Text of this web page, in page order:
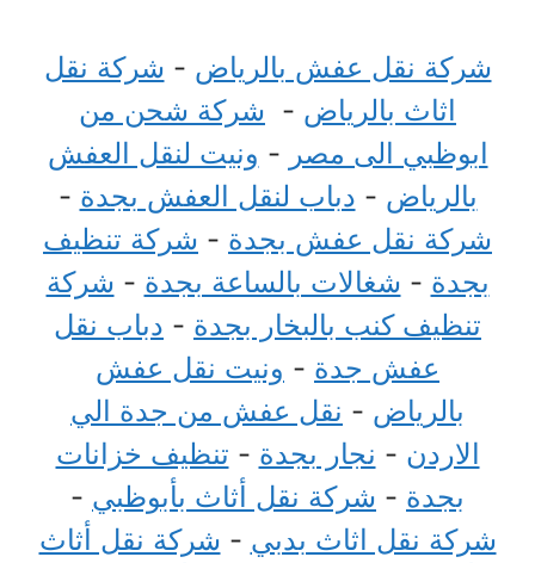
شركة نقل عفش بالرياض - شركة نقل
اثاث بالرياض - شركة شحن من
ابوظبي الى مصر - ونيت لنقل العفش
بالرياض - دباب لنقل العفش بجدة -
شركة نقل عفش بجدة - شركة تنظيف
بجدة - شغالات بالساعة بجدة - شركة
تنظيف كنب بالبخار بجدة - دباب نقل
عفش جدة - ونيت نقل عفش
بالرياض - نقل عفش من جدة الي
الاردن - نجار بجدة - تنظيف خزانات
بجدة - شركة نقل أثاث بأبوظبي -
شركة نقل اثاث بدبي - شركة نقل أثاث